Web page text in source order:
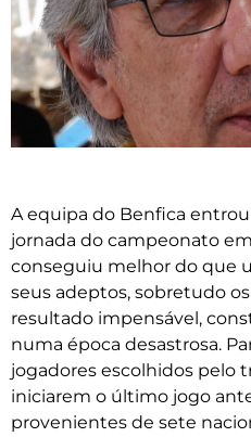
A equipa do Benfica
jornada do campeonato
conseguiu melhor do que
seus adeptos, sobretudo
resultado impensável,
numa época desastrosa.
jogadores escolhidos pelo
iniciarem o último jogo
provenientes de sete